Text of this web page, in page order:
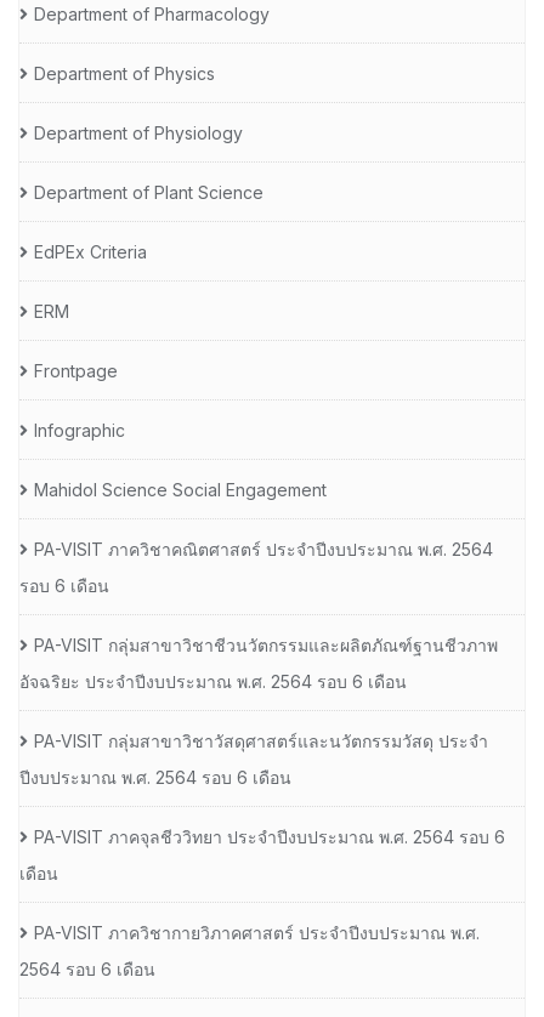
Department of Pharmacology
Department of Physics
Department of Physiology
Department of Plant Science
EdPEx Criteria
ERM
Frontpage
Infographic
Mahidol Science Social Engagement
PA-VISIT ภาควิชาคณิตศาสตร์ ประจำปีงบประมาณ พ.ศ. 2564
รอบ 6 เดือน
PA-VISIT กลุ่มสาขาวิชาชีวนวัตกรรมและผลิตภัณฑ์ฐานชีวภาพ
อัจฉริยะ ประจำปีงบประมาณ พ.ศ. 2564 รอบ 6 เดือน
PA-VISIT กลุ่มสาขาวิชาวัสดุศาสตร์และนวัตกรรมวัสดุ ประจำ
ปีงบประมาณ พ.ศ. 2564 รอบ 6 เดือน
PA-VISIT ภาคจุลชีววิทยา ประจำปีงบประมาณ พ.ศ. 2564 รอบ 6
เดือน
PA-VISIT ภาควิชากายวิภาคศาสตร์ ประจำปีงบประมาณ พ.ศ.
2564 รอบ 6 เดือน